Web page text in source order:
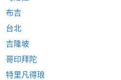
布吉
台北
吉隆坡
哥印拜陀
特里凡得琅